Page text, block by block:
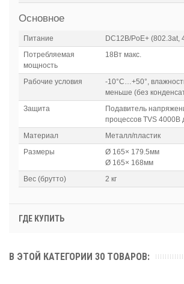
Основное
Питание
DC12В/PoE+ (802.3at,
Потребляемая
мощность
18Вт макс.
Рабочие условия
-10°C…+50°,
меньше (без
Защита
Подавитель
процессов TVS 4000B
Материал
Металл/пластик
Размеры
Ø 165× 179.5мм
Ø 165× 168мм
Вес (брутто)
2 кг
ГДЕ КУПИТЬ
В ЭТОЙ КАТЕГОРИИ 30 ТОВАРОВ: